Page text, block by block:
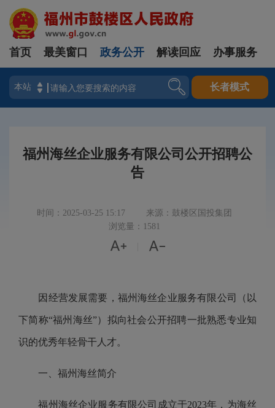
登录
首页 最美窗口 政务公开 解读回应 办事服务
长者模式
福州海丝企业服务有限公司公开招聘公
告
时间：2025-03-25 15:17
来源：鼓楼区国投集团
浏览量：1581
 
因 经营发展需要，福州海丝企业服务有限公司 （以
下简称“福州海丝”）拟向社会公开招聘一批熟悉专业知
识的优秀年轻骨干人才。
一、 福州海丝简介
福州海丝企业服务有限公司成立于2023年，为海丝